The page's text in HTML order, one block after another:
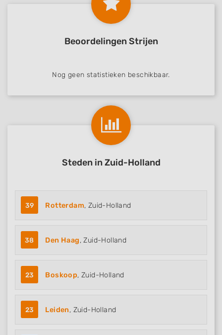
Beoordelingen Strijen
Nog geen statistieken beschikbaar.
Steden in Zuid-Holland
39 Rotterdam, Zuid-Holland
38 Den Haag, Zuid-Holland
23 Boskoop, Zuid-Holland
23 Leiden, Zuid-Holland